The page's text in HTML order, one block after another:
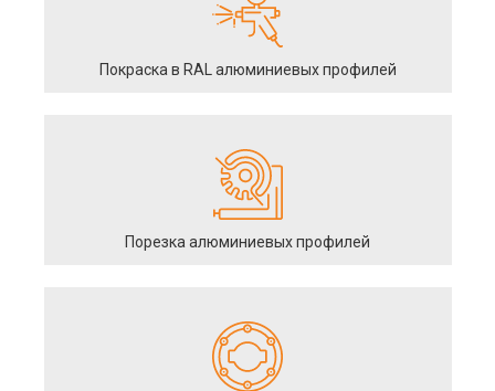
Покраска в RAL алюминиевых профилей
Порезка алюминиевых профилей